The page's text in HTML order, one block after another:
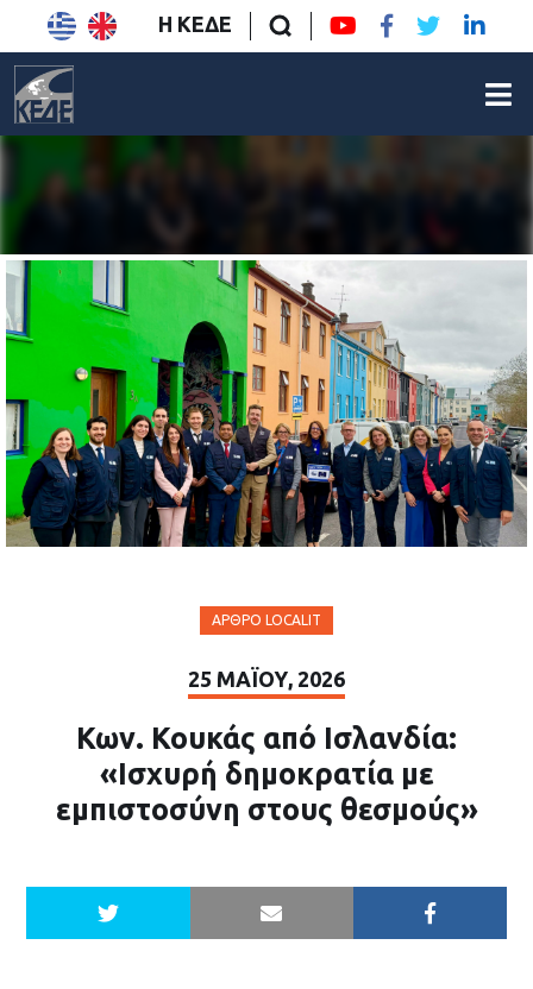
Η ΚΕΔΕ
ΆΡΘΡΟ LOCALIT
25 ΜΑΪ́ΟΥ, 2026
Κων. Κουκάς από Ισλανδία:
«Ισχυρή δημοκρατία με
εμπιστοσύνη στους θεσμούς»